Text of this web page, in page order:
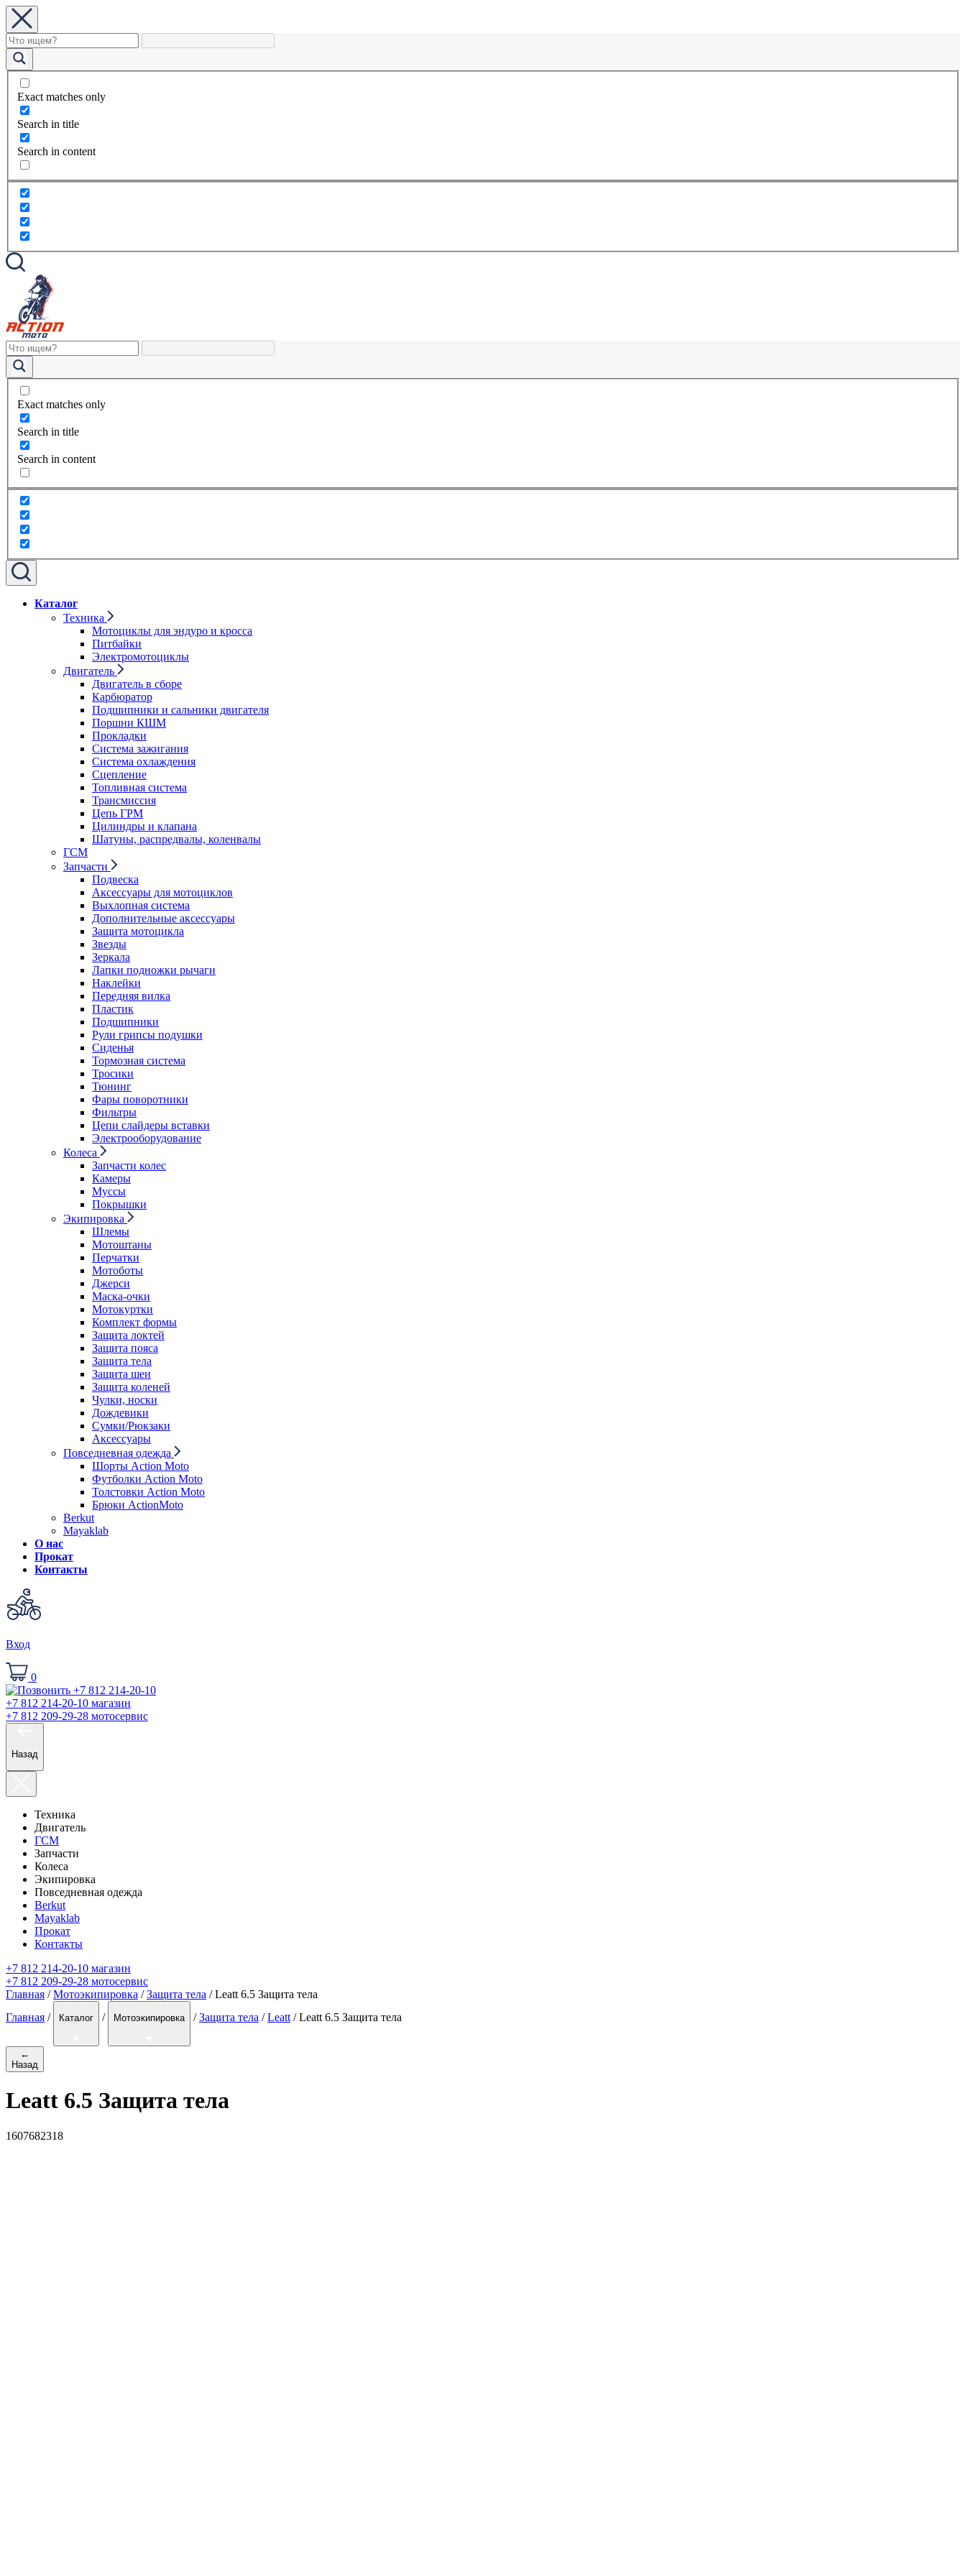
Exact matches only
Search in title
Search in content
Exact matches only
Search in title
Search in content
Каталог
Техника
Мотоциклы для эндуро и кросса
Питбайки
Электромотоциклы
Двигатель
Двигатель в сборе
Карбюратор
Подшипники и сальники двигателя
Поршни КШМ
Прокладки
Система зажигания
Система охлаждения
Сцепление
Топливная система
Трансмиссия
Цепь ГРМ
Цилиндры и клапана
Шатуны, распредвалы, коленвалы
ГСМ
Запчасти
Подвеска
Аксессуары для мотоциклов
Выхлопная система
Дополнительные аксессуары
Защита мотоцикла
Звезды
Зеркала
Лапки подножки рычаги
Наклейки
Передняя вилка
Пластик
Подшипники
Рули грипсы подушки
Сиденья
Тормозная система
Тросики
Тюнинг
Фары поворотники
Фильтры
Цепи слайдеры вставки
Электрооборудование
Колеса
Запчасти колес
Камеры
Муссы
Покрышки
Экипировка
Шлемы
Мотоштаны
Перчатки
Мотоботы
Джерси
Маска-очки
Мотокуртки
Комплект формы
Защита локтей
Защита пояса
Защита тела
Защита шеи
Защита коленей
Чулки, носки
Дождевики
Сумки/Рюкзаки
Аксессуары
Повседневная одежда
Шорты Action Moto
Футболки Action Moto
Толстовки Action Moto
Брюки ActionMoto
Berkut
Mayaklab
О нас
Прокат
Контакты
Вход
0
+7 812 214-20-10 магазин
+7 812 209-29-28 мотосервис
Назад
Техника
Двигатель
ГСМ
Запчасти
Колеса
Экипировка
Повседневная одежда
Berkut
Mayaklab
Прокат
Контакты
+7 812 214-20-10 магазин
+7 812 209-29-28 мотосервис
Главная /Мотоэкипировка /Защита тела / Leatt 6.5 Защита тела
Главная / Каталог / Мотоэкипировка / Защита тела / Leatt / Leatt 6.5 Защита тела
←
Назад
Leatt 6.5 Защита тела
1607682318